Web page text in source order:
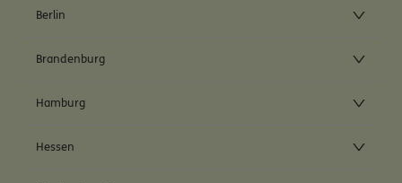
Berlin
Brandenburg
Hamburg
Hessen